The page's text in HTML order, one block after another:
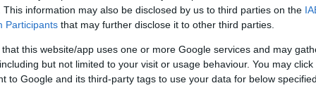
This information may also be disclosed by us to third parties on the
Participants that may further disclose it to other third parties.
that this website/app uses one or more Google services and may
but not limited to your visit or usage behaviour. You may
to Google and its third-party tags to use your data for below
altrecoppie.
vale la stessa regola, con
compagno di palestra, avvicinarlo
allenamento. Se è un commesso, farsi